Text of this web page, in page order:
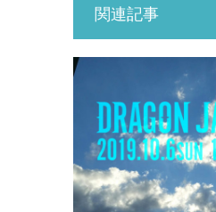
関連記事